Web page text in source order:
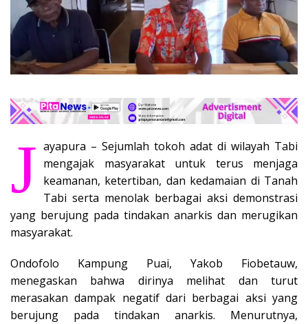
J ayapura – Sejumlah tokoh adat di wilayah Tabi
mengajak masyarakat untuk terus menjaga
keamanan, ketertiban, dan kedamaian di Tanah
Tabi serta menolak berbagai aksi demonstrasi
yang berujung pada tindakan anarkis dan merugikan
masyarakat.
Ondofolo Kampung Puai, Yakob Fiobetauw,
menegaskan bahwa dirinya melihat dan turut
merasakan dampak negatif dari berbagai aksi yang
berujung pada tindakan anarkis. Menurutnya,